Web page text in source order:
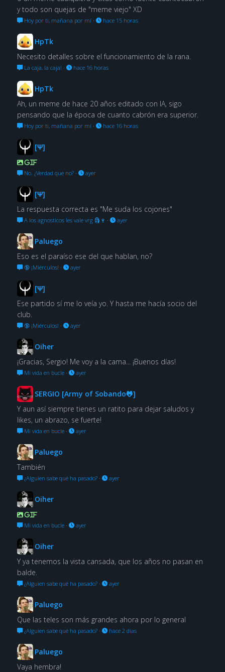
y todo son quejas de "meme viejo" XD
Hoy por ti, mañana por mí· hace 15 horas
HpTk
Necesito detalles sobre el funcionamiento de la rana.
La caja, la caja! · hace 16 horas
HpTk
Ah, un meme de hace 20 años editado con IA, sigo
pensando que la época de cuanto cabrón era superior.
Hoy por ti, mañana por mí· hace 16 horas
[Ψ]
GIF
No. ¿Verdad que no?· ayer
[Ψ]
La respuesta correcta es "Me suda los cojones"
A los agnosticos les vale vrg 🗿🍷 · ayer
Paluego
Eso es el paraíso ese del que hablan, no?
🔞 ¡Miérculos! · ayer
[Ψ]
Ese partido sí me lo veía yo. Y hasta me hacía socio del
club.
🔞 ¡Miérculos! · ayer
Oiher
¡Gracias, Sergio! Me voy a la cama... ¡Buenos días!
Mi vida en bucle· ayer
SERGIO [Army of Sobando🐸]
Y aun así siempre tienes un ratito para dejar saludos y
likes, un abrazo, se fuerte!
Mi vida en bucle· ayer
Paluego
También
¿Alguien sabe qué ha pasado?· ayer
Oiher
GIF
Mi vida en bucle· ayer
Oiher
Y ya tenemos la vista cansada, que los años no pasan en
balde.
¿Alguien sabe qué ha pasado?· ayer
Paluego
Que las teles son más grandes ahora por lo general
¿Alguien sabe qué ha pasado?· hace 2 días
Paluego
Vaya hembra!